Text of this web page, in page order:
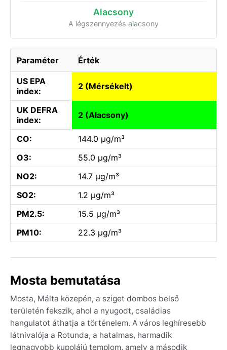
Alacsony
A légszennyezés alacsony
Paraméter Érték
US EPA
index:
2 (Mérsékelt)
UK DEFRA
index:
2 (Alacsony)
CO:
144.0 µg/m³
O3:
55.0 µg/m³
NO2:
14.7 µg/m³
SO2:
1.2 µg/m³
PM2.5:
15.5 µg/m³
PM10:
22.3 µg/m³
Mosta bemutatása
Mosta, Málta közepén, a sziget dombos belső
területén fekszik, ahol a nyugodt, családias
hangulatot áthatja a történelem. A város leghíresebb
látnivalója a Rotunda, a hatalmas, harmadik
legnagyobb kupolájú templom, amely a második